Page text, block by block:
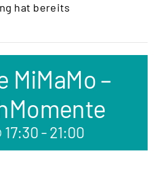
hat bereits
MiMaMo –
17:30 - 21:00